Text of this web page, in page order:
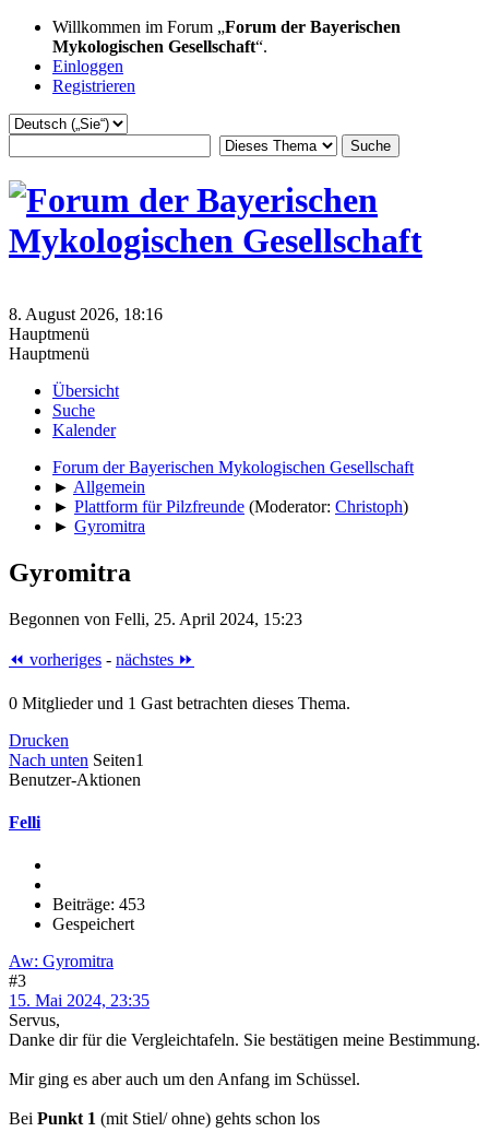
Willkommen im Forum „Forum der Bayerischen
Mykologischen Gesellschaft“.
Einloggen
Registrieren
8. August 2026, 18:16
Hauptmenü
Hauptmenü
Übersicht
Suche
Kalender
Forum der Bayerischen Mykologischen Gesellschaft
► Allgemein
► Plattform für Pilzfreunde (Moderator: Christoph)
► Gyromitra
Gyromitra
Begonnen von Felli, 25. April 2024, 15:23
⏪ vorheriges - nächstes ⏩
0 Mitglieder und 1 Gast betrachten dieses Thema.
Drucken
Nach unten Seiten1
Benutzer-Aktionen
Felli
Beiträge: 453
Gespeichert
Aw: Gyromitra
#3
15. Mai 2024, 23:35
Servus,
Danke dir für die Vergleichtafeln. Sie bestätigen meine Bestimmung.
Mir ging es aber auch um den Anfang im Schüssel.
Bei Punkt 1 (mit Stiel/ ohne) gehts schon los